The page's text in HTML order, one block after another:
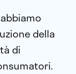
della
di